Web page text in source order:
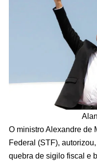
O ministro Alexandre de
Federal (STF),
quebra de sigilo fiscal e